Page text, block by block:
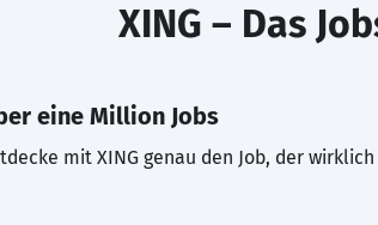
XING – Das
eine Million Jobs
mit XING genau den Job, der